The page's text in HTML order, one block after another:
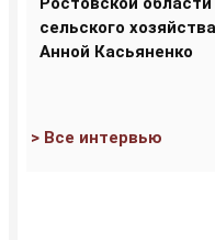
сельского
Анной Касьяненко
> Все интервью